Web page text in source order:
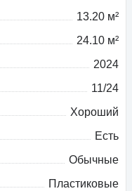
13.20 м²
24.10 м²
2024
11/24
Хороший
Есть
Обычные
Пластиковые